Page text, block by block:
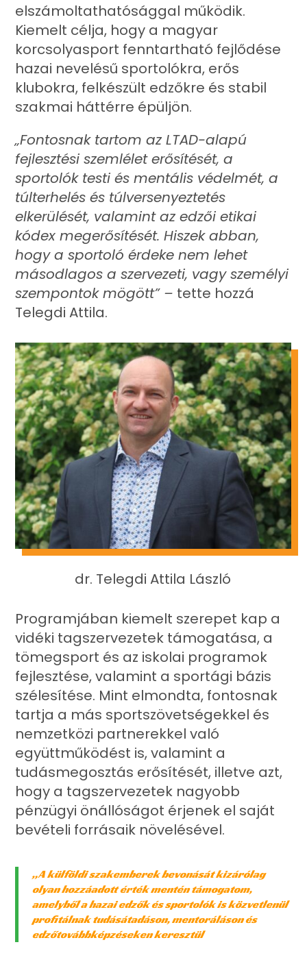
elszámoltathatósággal működik.
Kiemelt célja, hogy a magyar
korcsolyasport fenntartható fejlődése
hazai nevelésű sportolókra, erős
klubokra, felkészült edzőkre és stabil
szakmai háttérre épüljön.
„Fontosnak tartom az LTAD-alapú
fejlesztési szemlélet erősítését, a
sportolók testi és mentális védelmét, a
túlterhelés és túlversenyeztetés
elkerülését, valamint az edzői etikai
kódex megerősítését. Hiszek abban,
hogy a sportoló érdeke nem lehet
másodlagos a szervezeti, vagy személyi
szempontok mögött” – tette hozzá
Telegdi Attila.
dr. Telegdi Attila László
Programjában kiemelt szerepet kap a
vidéki tagszervezetek támogatása, a
tömegsport és az iskolai programok
fejlesztése, valamint a sportági bázis
szélesítése. Mint elmondta, fontosnak
tartja a más sportszövetségekkel és
nemzetközi partnerekkel való
együttműködést is, valamint a
tudásmegosztás erősítését, illetve azt,
hogy a tagszervezetek nagyobb
pénzügyi önállóságot érjenek el saját
bevételi forrásaik növelésével.
„A külföldi szakemberek bevonását kizárólag
olyan hozzáadott érték mentén támogatom,
amelyből a hazai edzők és sportolók is közvetlenül
profitálnak tudásátadáson, mentoráláson és
edzőtovábbképzéseken keresztül